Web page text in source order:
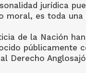
jurídica
moral, es toda una
de la Nación
públicamente
Derecho